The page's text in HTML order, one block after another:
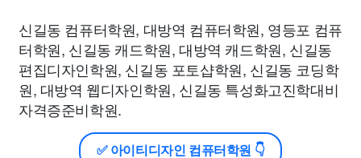
신길동 컴퓨터학원, 대방역 컴퓨터학원, 영등포 컴퓨
터학원, 신길동 캐드학원, 대방역 캐드학원, 신길동
편집디자인학원, 신길동 포토샵학원, 신길동 코딩학
원, 대방역 웹디자인학원, 신길동 특성화고진학대비
자격증준비학원.
✅ 아이티디자인 컴퓨터학원 👇